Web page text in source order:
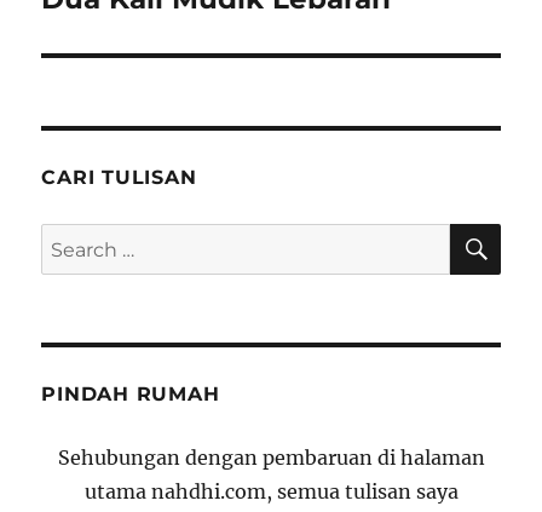
CARI TULISAN
Search
for:
PINDAH RUMAH
Sehubungan dengan pembaruan di halaman
utama nahdhi.com, semua tulisan saya